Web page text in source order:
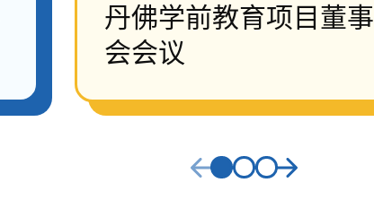
丹佛学前教育项目董事
会会议